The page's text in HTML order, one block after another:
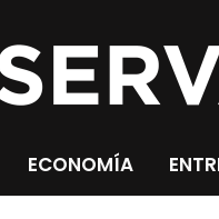
ECONOMÍA